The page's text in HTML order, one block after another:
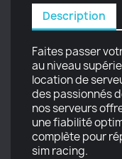
Description
Faites passer
au niveau
location de
des passionnés
nos serveurs
une fiabilité
complète pour
sim racing.